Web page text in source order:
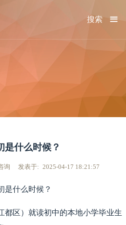
≡
搜索
是什么时候？
询 发表于 2025-04-17 18:21:57
什么时候？
区）就读初中的本地小学毕业生